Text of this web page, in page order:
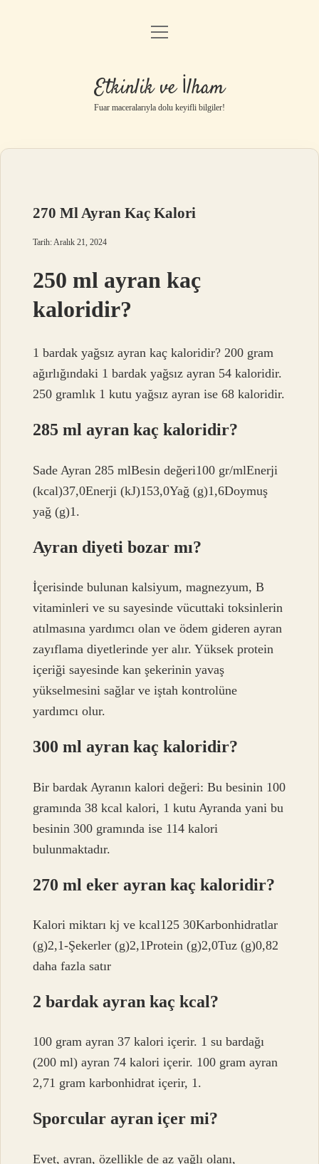
Anasayfa
Gizlilik Politikası
Yasal Uyarı
menüyü
Etkinlik ve İlham
Fuar maceralarıyla dolu keyifli bilgiler!
270 Ml Ayran Kaç Kalori
Tarih: Aralık 21, 2024
250 ml ayran kaç
kaloridir?
1 bardak yağsız ayran kaç kaloridir? 200 gram
ağırlığındaki 1 bardak yağsız ayran 54 kaloridir.
250 gramlık 1 kutu yağsız ayran ise 68 kaloridir.
285 ml ayran kaç kaloridir?
Sade Ayran 285 mlBesin değeri100 gr/mlEnerji
(kcal)37,0Enerji (kJ)153,0Yağ (g)1,6Doymuş
yağ (g)1.
Ayran diyeti bozar mı?
İçerisinde bulunan kalsiyum, magnezyum, B
vitaminleri ve su sayesinde vücuttaki toksinlerin
atılmasına yardımcı olan ve ödem gideren ayran
zayıflama diyetlerinde yer alır. Yüksek protein
içeriği sayesinde kan şekerinin yavaş
yükselmesini sağlar ve iştah kontrolüne
yardımcı olur.
300 ml ayran kaç kaloridir?
Bir bardak Ayranın kalori değeri: Bu besinin 100
gramında 38 kcal kalori, 1 kutu Ayranda yani bu
besinin 300 gramında ise 114 kalori
bulunmaktadır.
270 ml eker ayran kaç kaloridir?
Kalori miktarı kj ve kcal125 30Karbonhidratlar
(g)2,1-Şekerler (g)2,1Protein (g)2,0Tuz (g)0,82
daha fazla satır
2 bardak ayran kaç kcal?
100 gram ayran 37 kalori içerir. 1 su bardağı
(200 ml) ayran 74 kalori içerir. 100 gram ayran
2,71 gram karbonhidrat içerir, 1.
Sporcular ayran içer mi?
Evet, ayran, özellikle de az yağlı olanı,